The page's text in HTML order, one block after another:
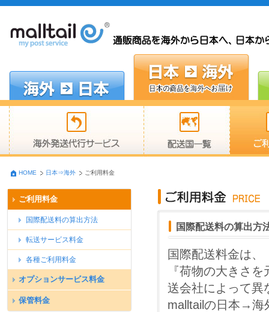
HOME 日本⇒海外 ご利用料金
ご利用料金
国際配送料の算出方法
転送サービス料金
各種ご利用料金
オプションサービス料金
保管料金
国際配送料の算出方
国際配送料金は
『荷物の大きさ
送会社によって異
malltailの日本→海